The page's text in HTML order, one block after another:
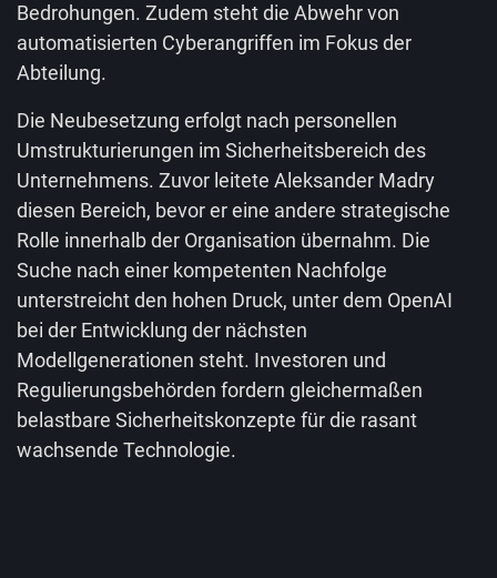
Bedrohungen. Zudem steht die Abwehr von
automatisierten Cyberangriffen im Fokus der
Abteilung.
Die Neubesetzung erfolgt nach personellen
Umstrukturierungen im Sicherheitsbereich des
Unternehmens. Zuvor leitete Aleksander Madry
diesen Bereich, bevor er eine andere strategische
Rolle innerhalb der Organisation übernahm. Die
Suche nach einer kompetenten Nachfolge
unterstreicht den hohen Druck, unter dem OpenAI
bei der Entwicklung der nächsten
Modellgenerationen steht. Investoren und
Regulierungsbehörden fordern gleichermaßen
belastbare Sicherheitskonzepte für die rasant
wachsende Technologie.